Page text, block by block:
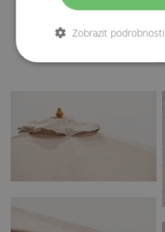
Zobrazit podrobnosti